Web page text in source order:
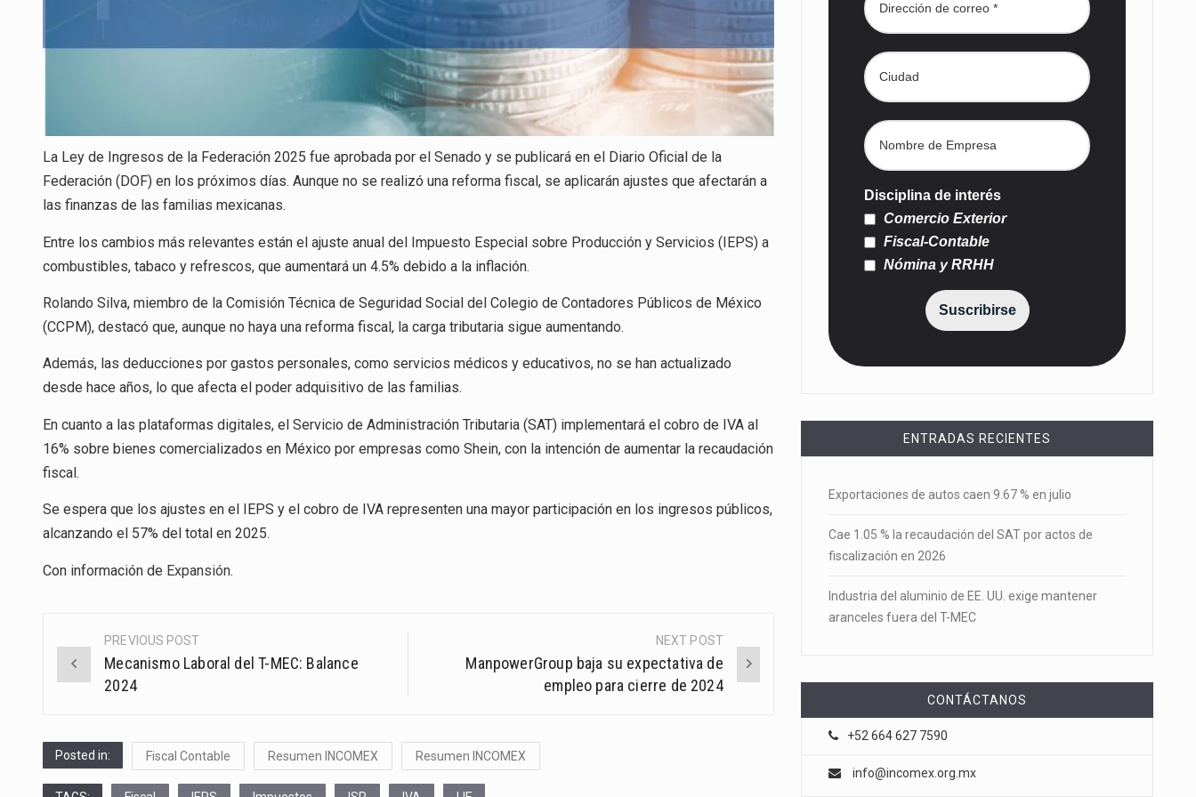
La Ley de Ingresos de la Federación 2025 fue aprobada por el Senado y se publicará en el Diario Oficial de la
Federación (DOF) en los próximos días. Aunque no se realizó una reforma fiscal, se aplicarán ajustes que afectarán a
las finanzas de las familias mexicanas.
Entre los cambios más relevantes están el ajuste anual del Impuesto Especial sobre Producción y Servicios (IEPS) a
combustibles, tabaco y refrescos, que aumentará un 4.5% debido a la inflación.
Rolando Silva, miembro de la Comisión Técnica de Seguridad Social del Colegio de Contadores Públicos de México
(CCPM), destacó que, aunque no haya una reforma fiscal, la carga tributaria sigue aumentando.
Además, las deducciones por gastos personales, como servicios médicos y educativos, no se han actualizado
desde hace años, lo que afecta el poder adquisitivo de las familias.
En cuanto a las plataformas digitales, el Servicio de Administración Tributaria (SAT) implementará el cobro de IVA al
16% sobre bienes comercializados en México por empresas como Shein, con la intención de aumentar la recaudación
fiscal.
Se espera que los ajustes en el IEPS y el cobro de IVA representen una mayor participación en los ingresos públicos,
alcanzando el 57% del total en 2025.
Con información de Expansión.
Post
navigation
PREVIOUS POST
Mecanismo Laboral del T-MEC: Balance
2024
NEXT POST
ManpowerGroup baja su expectativa de
empleo para cierre de 2024
Posted in: Fiscal Contable Resumen INCOMEX Resumen INCOMEX
Disciplina de interés
Comercio Exterior
Fiscal-Contable
Nómina y RRHH
Suscribirse
ENTRADAS RECIENTES
Exportaciones de autos caen 9.67 % en julio
Cae 1.05 % la recaudación del SAT por actos de
fiscalización en 2026
Industria del aluminio de EE. UU. exige mantener
aranceles fuera del T-MEC
CONTÁCTANOS
+52 664 627 7590
info@incomex.org.mx